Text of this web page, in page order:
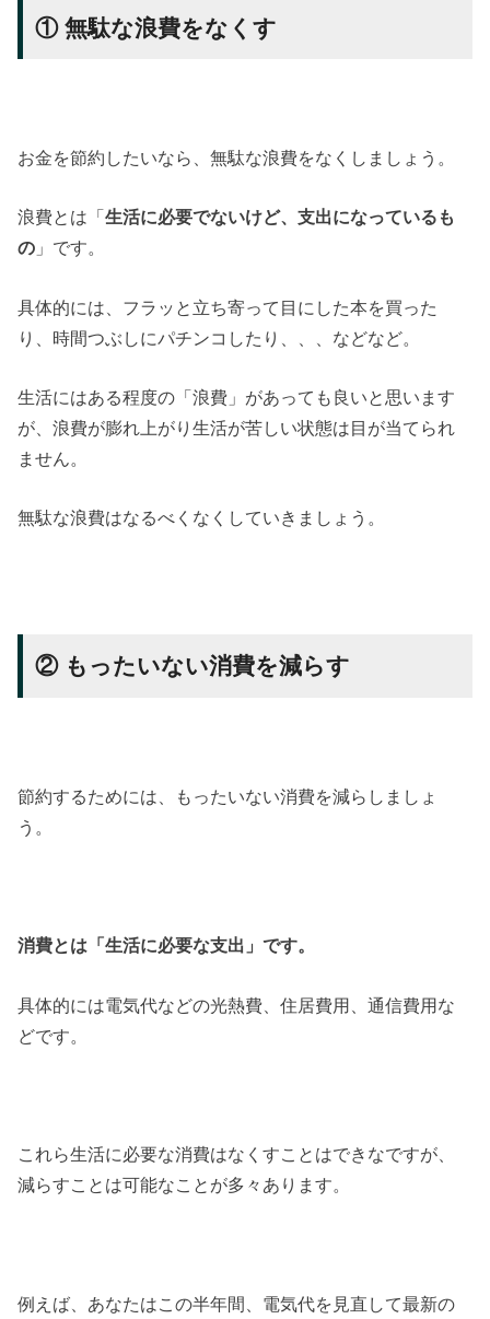
① 無駄な浪費をなくす
お金を節約したいなら、無駄な浪費をなくしましょう。
浪費とは「生活に必要でないけど、支出になっているも
の 」です。
具体的には、フラッと立ち寄って目にした本を買った
り、時間つぶしにパチンコしたり、、、などなど。
生活にはある程度の「浪費」があっても良いと思います
が、浪費が膨れ上がり生活が苦しい状態は目が当てられ
ません。
無駄な浪費はなるべくなくしていきましょう。
② もったいない消費を減らす
節約するためには、もったいない消費を減らしましょ
う。
消費とは「生活に必要な支出」です。
具体的には電気代などの光熱費、住居費用、通信費用な
どです。
これら生活に必要な消費はなくすことはできなですが、
減らすことは可能なことが多々あります。
例えば、あなたはこの半年間、電気代を見直して最新の